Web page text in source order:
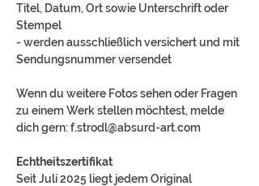
Titel, Datum, Ort sowie Unterschrift oder
Stempel
- werden ausschließlich versichert und mit
Sendungsnummer versendet
Wenn du weitere Fotos sehen oder Fragen
zu einem Werk stellen möchtest, melde
dich gern: f.strodl@absurd-art.com
Echtheitszertifikat
Seit Juli 2025 liegt jedem Original